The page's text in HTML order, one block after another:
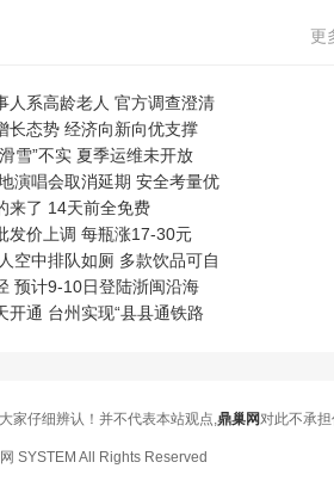
更
人系高龄老人 官方调查澄清
长态势 经济向新向优支撑
雪”不实 夏季运维未开放
演唱会取消延期 安全考量优
来了 14天前全免费
发价上调 每瓶涨17-30元
空中排队如厕 多款饮品可自
预计9-10日登陆浙闽沿海
开通 台州实现“县县通铁路
家仔细辨认！并不代表本站观点,鼎巢网对此不承
刻删除。
SYSTEM All Rights Reserved